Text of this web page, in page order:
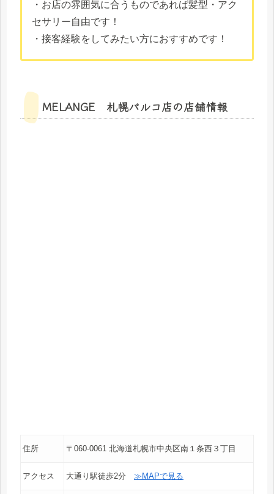
・お店の雰囲気に合うものであれば髪型・アク
セサリー自由です！
・接客経験をしてみたい方におすすめです！
MELANGE 札幌パルコ店の店舗情報
住所 〒060-0061 北海道札幌市中央区南１条西３丁目
アクセス 大通り駅徒歩2分 ≫MAPで見る